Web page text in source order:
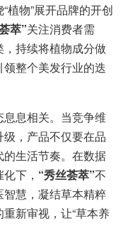
植物”展开品牌的开创
萃”关注消费者需
持续将植物成分做
整个美发行业的迭
息相关。当竞争维
，产品不仅要在品
生活节奏。在数据
下， “秀丝荟萃”不
慧，凝结草本精粹
新审视，让“草本养